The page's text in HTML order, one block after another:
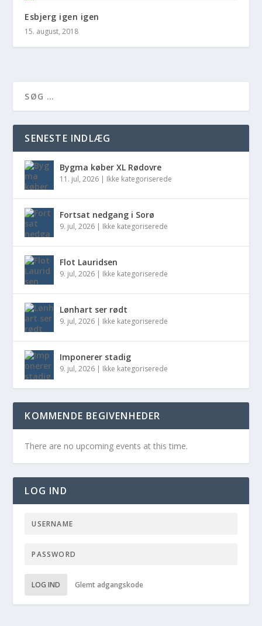
Esbjerg igen igen
15. august, 2018
SENESTE INDLÆG
Bygma køber XL Rødovre
11. jul, 2026 | Ikke kategoriserede
Fortsat nedgang i Sorø
9. jul, 2026 | Ikke kategoriserede
Flot Lauridsen
9. jul, 2026 | Ikke kategoriserede
Lønhart ser rødt
9. jul, 2026 | Ikke kategoriserede
Imponerer stadig
9. jul, 2026 | Ikke kategoriserede
KOMMENDE BEGIVENHEDER
There are no upcoming events at this time.
LOG IND
LOG IND Glemt adgangskode